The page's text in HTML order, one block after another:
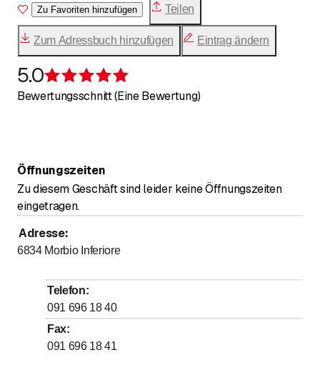
Zu Favoriten hinzufügen Teilen
Zum Adressbuch hinzufügen Eintrag ändern
5.0
Bewertungsschnitt (Eine Bewertung)
Öffnungszeiten
Zu diesem Geschäft sind leider keine Öffnungszeiten
eingetragen.
Adresse:
6834 Morbio Inferiore
Telefon:
091 696 18 40
Fax:
091 696 18 41